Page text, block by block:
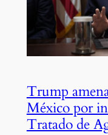
Trump
México por
Tratado de